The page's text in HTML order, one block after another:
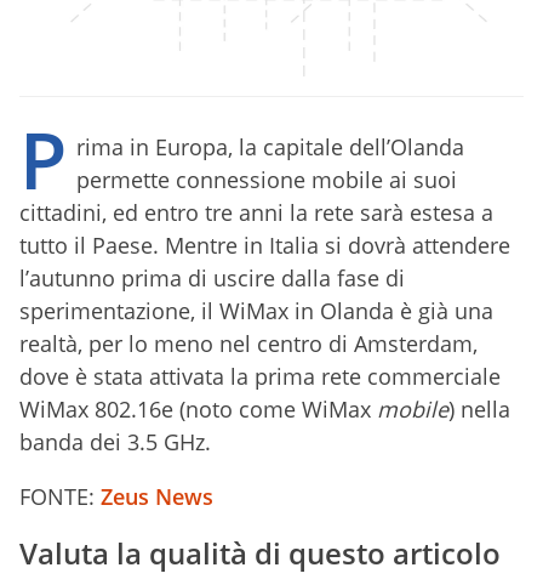
P rima in Europa, la capitale dell’Olanda
permette connessione mobile ai suoi
cittadini, ed entro tre anni la rete sarà estesa a
tutto il Paese. Mentre in Italia si dovrà attendere
l’autunno prima di uscire dalla fase di
sperimentazione, il WiMax in Olanda è già una
realtà, per lo meno nel centro di Amsterdam,
dove è stata attivata la prima rete commerciale
WiMax 802.16e (noto come WiMax mobile) nella
banda dei 3.5 GHz.
FONTE: Zeus News
Valuta la qualità di questo articolo